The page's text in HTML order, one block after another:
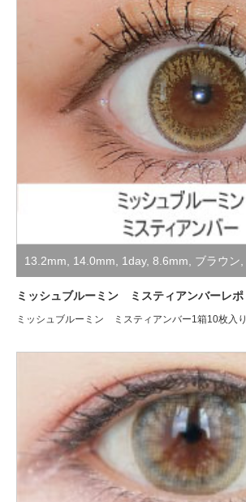
13.2mm 14.0mm 1day, 8.6mm ブラウン
着レポ
ミッシュブルーミン ミスティアンバーレポ
ミッシュブルーミン ミスティアンバー1箱10枚入り